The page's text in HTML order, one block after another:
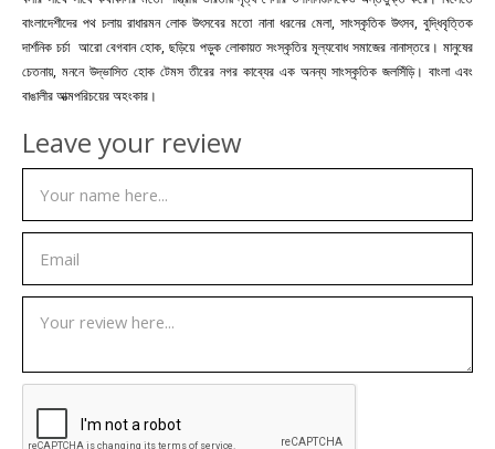
বাংলাদেশীদের পথ চলায় রাধারমন লোক উৎসবের মতো নানা ধরনের মেলা, সাংস্কৃতিক উৎসব, বুদ্ধিবৃত্তিক
দার্শনিক চর্চা আরো বেগবান হোক, ছড়িয়ে পড়ুক লোকায়ত সংস্কৃতির মূল্যবোধ সমাজের নানাস্তরে। মানুষের
চেতনায়, মননে উদ্ভাসিত হোক টেমস তীরের নগর কাব্যের এক অনন্য সাংস্কৃতিক জলসিঁড়ি। বাংলা এবং
বাঙালীর আত্মপরিচয়ের অহংকার।
Leave your review